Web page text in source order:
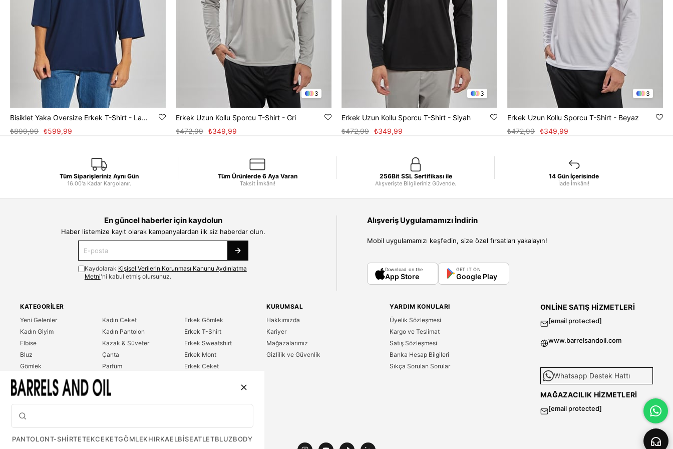
Bisiklet Yaka Oversize Erkek T-Shirt - Lacivert
₺599,99
₺899,99
3
Erkek Uzun Kollu Sporcu T-Shirt - Gri
₺349,99
₺472,99
3
Erkek Uzun Kollu Sporcu T-Shirt - Siyah
₺349,99
₺472,99
3
Erkek Uzun Kollu Sporcu T-Shirt - Beyaz
₺349,99
₺472,99
Tüm Siparişleriniz Aynı Gün
16.00'a Kadar Kargolanır.
Tüm Ürünlerde 6 Aya Varan
Taksit İmkânı!
256Bit SSL Sertifikası ile
Alışverişte Bilgileriniz Güvende.
14 Gün İçerisinde
İade İmkânı!
En güncel haberler için kaydolun
Haber listemize kayıt olarak kampanyalardan ilk siz haberdar olun.
Kaydolarak Kişisel Verilerin Korunması Kanunu Aydınlatma
Metni'ni kabul etmiş olursunuz.
Alışveriş Uygulamamızı İndirin
Mobil uygulamamızı keşfedin, size özel fırsatları yakalayın!
Download on the
App Store
GET IT ON
Google Play
KATEGORILER
Yeni Gelenler
Kadın Giyim
Elbise
Bluz
Gömlek
T-Shirt
Sweatshirt
Kadın Ceket
Kadın Pantolon
Kazak & Süveter
Çanta
Parfüm
Erkek Giyim
Erkek Gömlek
Erkek T-Shirt
Erkek Sweatshirt
Erkek Mont
Erkek Ceket
KURUMSAL
Hakkımızda
Kariyer
Mağazalarımız
Gizlilik ve Güvenlik
YARDIM KONULARI
Üyelik Sözleşmesi
Kargo ve Teslimat
Satış Sözleşmesi
Banka Hesap Bilgileri
Sıkça Sorulan Sorular
ONLINE SATIŞ HIZMETLERI
[email protected]
www.barrelsandoil.com
Whatsapp Destek Hattı
MAĞAZACILIK HIZMETLERI
[email protected]
PANTOLONT-SHIRTETEKCEKETGÖMLEKHIRKAELBISEATLETBLUZBODY